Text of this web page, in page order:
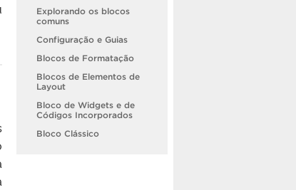
Explorando os blocos
comuns
Configuração e Guias
Blocos de Formatação
Blocos de Elementos de
Layout
Bloco de Widgets e de
Códigos Incorporados
Bloco Clássico